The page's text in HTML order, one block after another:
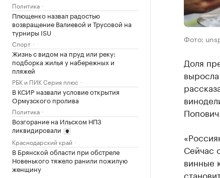
Политика
Плющенко назвал радостью
возвращение Валиевой и Трусовой на
турниры ISU
Спорт
Жизнь с видом на пруд или реку:
подборка жилья у набережных и
пляжей
РБК и ПИК Серия плюс
В КСИР назвали условие открытия
Ормузского пролива
Политика
Возгорание на Ильском НПЗ
ликвидировали
Краснодарский край
В Брянской области при обстреле
Новенького тяжело ранили пожилую
женщину
Фото:
Доля
Попович.
Сейчас
винные